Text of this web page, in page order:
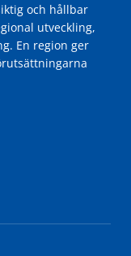
och hållbar
utveckling,
En region ger